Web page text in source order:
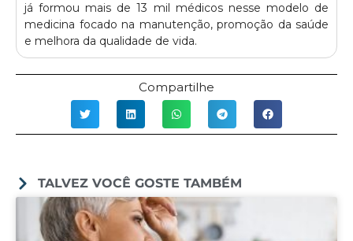
já formou mais de 13 mil médicos nesse modelo de
medicina focado na manutenção, promoção da saúde
e melhora da qualidade de vida.
Compartilhe
TALVEZ VOCÊ GOSTE TAMBÉM